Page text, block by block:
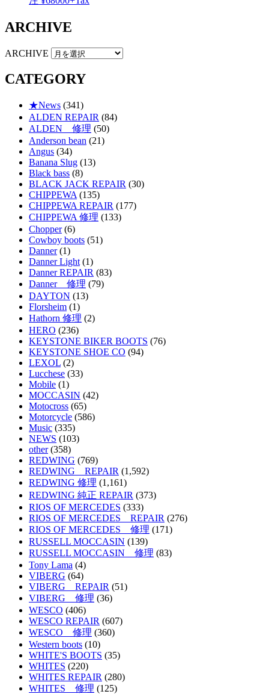
ARCHIVE
ARCHIVE
CATEGORY
★News (341)
ALDEN REPAIR (84)
ALDEN 修理 (50)
Anderson bean (21)
Angus (34)
Banana Slug (13)
Black bass (8)
BLACK JACK REPAIR (30)
CHIPPEWA (135)
CHIPPEWA REPAIR (177)
CHIPPEWA 修理 (133)
Chopper(6)
Cowboy boots (51)
Danner(1)
Danner Light (1)
Danner REPAIR (83)
Danner 修理 (79)
DAYTON (13)
Florsheim (1)
Hathorn 修理 (2)
HERO (236)
KEYSTONE BIKER BOOTS (76)
KEYSTONE SHOE CO (94)
LEXOL (2)
Lucchese (33)
Mobile (1)
MOCCASIN (42)
Motocross (65)
Motorcycle (586)
Music (335)
NEWS (103)
other(358)
REDWING (769)
REDWING REPAIR (1,592)
REDWING 修理 (1,161)
REDWING 純正 REPAIR (373)
RIOS OF MERCEDES (333)
RIOS OF MERCEDES REPAIR (276)
RIOS OF MERCEDES 修理 (171)
RUSSELL MOCCASIN (139)
RUSSELL MOCCASIN 修理 (83)
Tony Lama (4)
VIBERG (64)
VIBERG REPAIR (51)
VIBERG 修理 (36)
WESCO (406)
WESCO REPAIR (607)
WESCO 修理 (360)
Western boots (10)
WHITE'S BOOTS (35)
WHITES (220)
WHITES REPAIR (280)
WHITES 修理 (125)